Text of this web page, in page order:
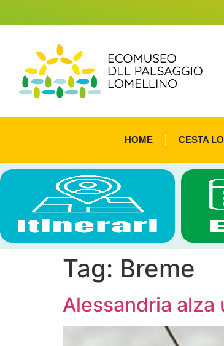
HOME CESTA
Tag: Breme
Alessandria alza